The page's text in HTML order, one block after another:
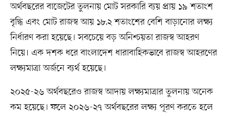
অর্থবছরের বাজেটের তুলনায় মোট সরকারি ব্যয় প্রায় ১৯ শতাংশ
বৃদ্ধি এবং মোট রাজস্ব আয় ১৮.২ শতাংশের বেশি বাড়ানোর লক্ষ্য
নির্ধারণ করা হয়েছে। সবচেয়ে বড় অনিশ্চয়তা রাজস্ব আহরণ
নিয়ে। এক দশক ধরে বাংলাদেশ ধারাবাহিকভাবে রাজস্ব আহরণের
লক্ষ্যমাত্রা অর্জনে ব্যর্থ হয়েছে।
২০২৫-২৬ অর্থবছরেও রাজস্ব আদায় লক্ষ্যমাত্রার তুলনায় অনেক
কম হয়েছে। ফলে ২০২৬-২৭ অর্থবছরের লক্ষ্য পূরণ করতে হলে